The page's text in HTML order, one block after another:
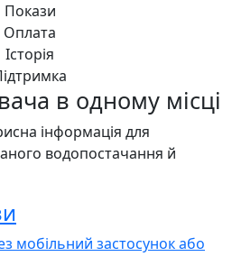
Покази
Оплата
Історія
в одному місці
інформація для
водопостачання й
мобільний застосунок або